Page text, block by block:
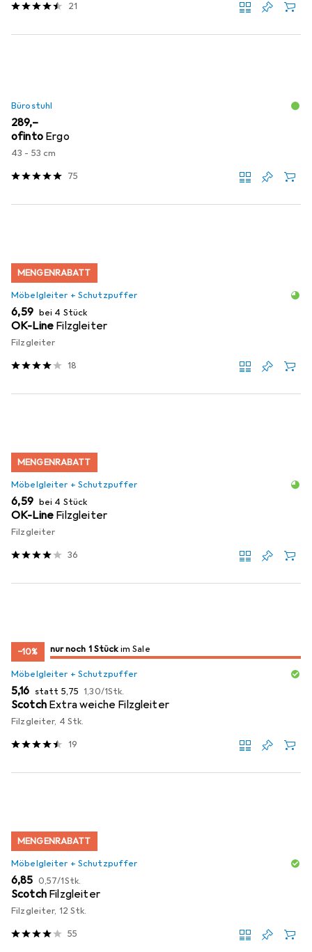
21
Bürostuhl
EUR
289,–
ofinto Ergo
43 - 53 cm
75
MENGENRABATT
Möbelgleiter + Schutzpuffer
EUR
6,59 bei 4 Stück
OK-Line Filzgleiter
Filzgleiter
18
MENGENRABATT
Möbelgleiter + Schutzpuffer
EUR
6,59 bei 4 Stück
OK-Line Filzgleiter
Filzgleiter
36
−10% noch 1 Stückim Sale
nur noch 1 Stück im Sale
Möbelgleiter + Schutzpuffer
EUR
5,16 statt EUR
5,75 EUR
1,30/1Stk.
Scotch Extra weiche Filzgleiter
Filzgleiter, 4 Stk.
19
MENGENRABATT
Möbelgleiter + Schutzpuffer
EUR
6,85 EUR
0,57/1Stk.
Scotch Filzgleiter
Filzgleiter, 12 Stk.
55